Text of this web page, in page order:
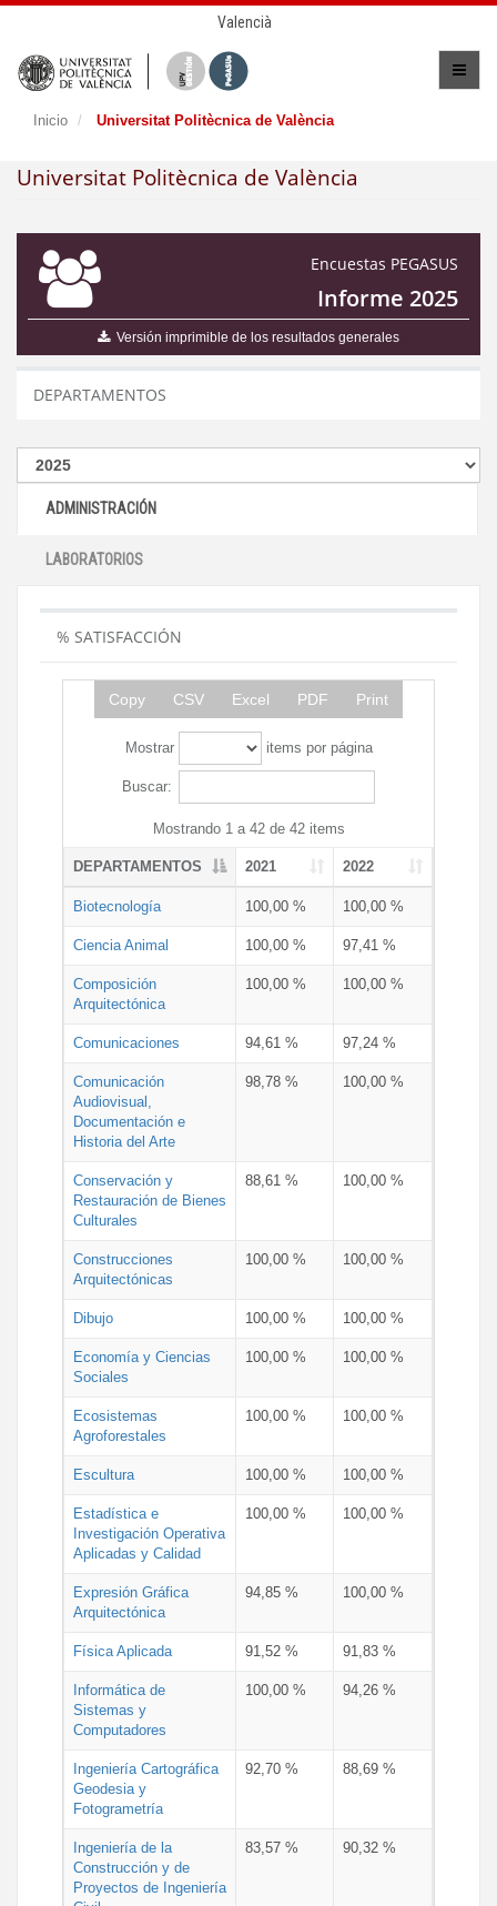
Valencià
Inicio Universitat Politècnica de València
Universitat Politècnica de València
Encuestas PEGASUS
Informe 2025
Versión imprimible de los resultados generales
DEPARTAMENTOS
ADMINISTRACIÓN
LABORATORIOS
% SATISFACCIÓN
Copy CSV Excel PDF Print
Mostrar items por página
Buscar:
Mostrando 1 a 42 de 42 items
DEPARTAMENTOS 2021 2022
Biotecnología 100,00 % 100,00 %
Ciencia Animal 100,00 % 97,41 %
Composición
Arquitectónica
100,00 % 100,00 %
Comunicaciones 94,61 % 97,24 %
Comunicación
Audiovisual,
Documentación e
Historia del Arte
98,78 % 100,00 %
Conservación y
Restauración de Bienes
Culturales
88,61 % 100,00 %
Construcciones
Arquitectónicas
100,00 % 100,00 %
Dibujo 100,00 % 100,00 %
Economía y Ciencias
Sociales
100,00 % 100,00 %
Ecosistemas
Agroforestales
100,00 % 100,00 %
Escultura 100,00 % 100,00 %
Estadística e
Investigación Operativa
Aplicadas y Calidad
100,00 % 100,00 %
Expresión Gráfica
Arquitectónica
94,85 % 100,00 %
Física Aplicada 91,52 % 91,83 %
Informática de
Sistemas y
Computadores
100,00 % 94,26 %
Ingeniería Cartográfica
Geodesia y
Fotogrametría
92,70 % 88,69 %
Ingeniería de la
Construcción y de
Proyectos de Ingeniería
83,57 % 90,32 %